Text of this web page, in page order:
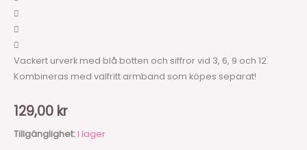
Vackert urverk med blå botten och siffror vid 3, 6, 9 och 12.
Kombineras med valfritt armband som köpes separat!
129,00 kr
Tillgänglighet:I lager